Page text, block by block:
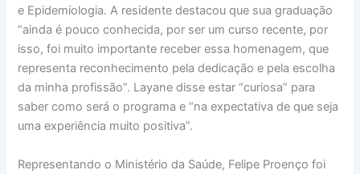
e Epidemiologia. A residente destacou que sua graduação
“ainda é pouco conhecida, por ser um curso recente, por
isso, foi muito importante receber essa homenagem, que
representa reconhecimento pela dedicação e pela escolha
da minha profissão”. Layane disse estar “curiosa” para
saber como será o programa e “na expectativa de que seja
uma experiência muito positiva”.
Representando o Ministério da Saúde, Felipe Proenço foi